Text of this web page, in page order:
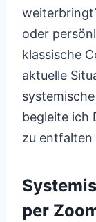
oder
klassische
aktuelle
begleite ich
zu entfalten
per